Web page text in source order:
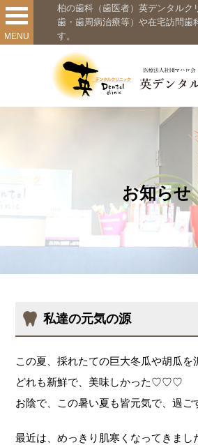
MENU
柏の歯科（歯医者）英デンタルク
歯・歯周病治療等）や在宅訪問歯
す。
お知らせ
私達の元気の源
この夏、採れたての巨大冬瓜や胡瓜を
どれも新鮮で、美味しかった♡♡♡
お陰で、この暑い夏も皆元気で、過ご
最近は、めっきり肌寒くなってきまし